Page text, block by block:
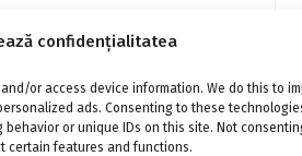
confidențialitatea
or access device information. We do this to
ads. Consenting to these
or unique IDs on this site. Not
certain features and functions.
unui alpinariu in
gradina